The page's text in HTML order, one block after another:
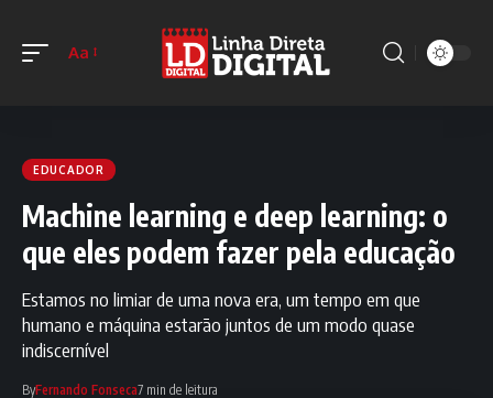
Aa
EDUCADOR
Machine learning e deep learning: o
que eles podem fazer pela educação
Estamos no limiar de uma nova era, um tempo em que
humano e máquina estarão juntos de um modo quase
indiscernível
ByFernando Fonseca7 min de leitura